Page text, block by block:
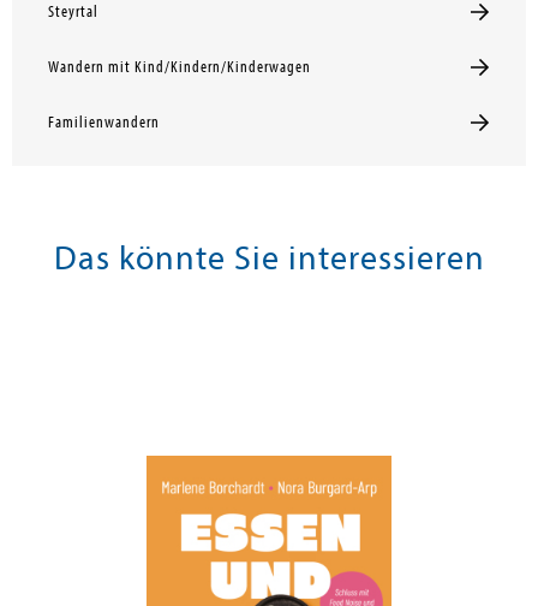
Steyrtal
Wandern mit Kind/Kindern/Kinderwagen
Familienwandern
Das könnte Sie interessieren